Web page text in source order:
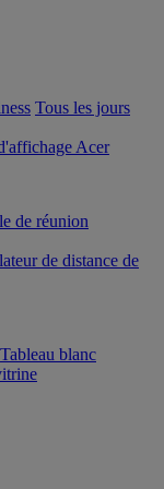
Tous les jours
Acer
de réunion
de distance de
Tableau blanc